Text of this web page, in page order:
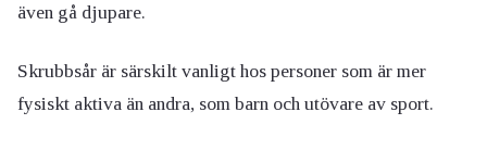
även gå djupare.
Skrubbsår är särskilt vanligt hos personer som är mer
fysiskt aktiva än andra, som barn och utövare av sport.